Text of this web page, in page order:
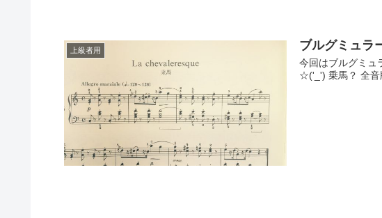
上級者用 ブルグミュラ
今回はブルグミュ
☆('_') 乗馬？ 全音